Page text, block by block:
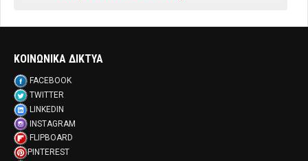
ΚΟΙΝΩΝΙΚΑ ΔΙΚΤΥΑ
FACEBOOK
TWITTER
LINKEDIN
INSTAGRAM
FLIPBOARD
PINTEREST